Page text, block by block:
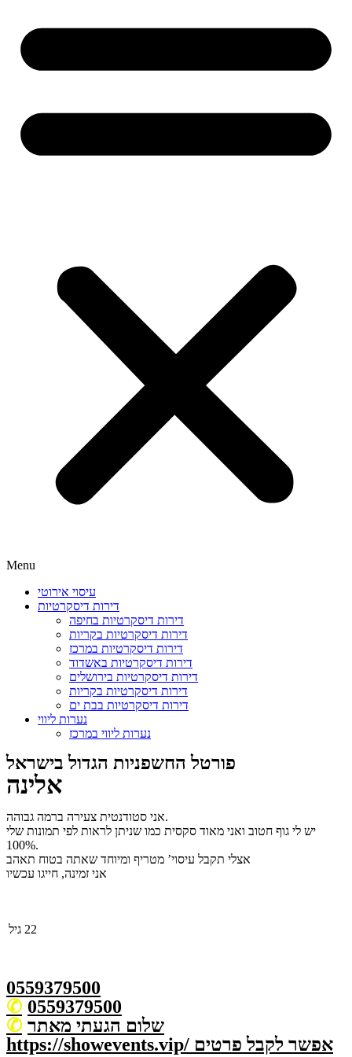
Menu
עיסוי אירוטי
דירות דיסקרטיות
דירות דיסקרטיות בחיפה
דירות דיסקרטיות בקריות
דירות דיסקרטיות במרכז
דירות דיסקרטיות באשדוד
דירות דיסקרטיות בירושלים
דירות דיסקרטיות בקריות
דירות דיסקרטיות בבת ים
נערות ליווי
נערות ליווי במרכז
פורטל החשפניות הגדול בישראל
אלינה
אני סטודנטית צעירה ברמה גבוהה.
יש לי גוף חטוב ואני מאוד סקסית כמו שניתן לראות לפי תמונות שלי
100%.
אצלי תקבל עיסוי’ מטריף ומיוחד שאתה בטוח תאהב
אני זמינה, חייגו עכשיו
גיל 22
0559379500
0559379500
שלום הגעתי מאתר
https://showevents.vip/ אפשר לקבל פרטים